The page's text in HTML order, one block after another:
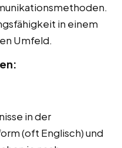
in einem
Umfeld.
in der
(oft Englisch) und